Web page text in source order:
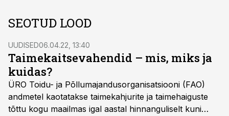
SEOTUD LOOD
UUDISED06.04.22, 13:40
Taimekaitsevahendid – mis, miks ja
kuidas?
ÜRO Toidu- ja Põllumajandusorganisatsiooni (FAO)
andmetel kaotatakse taimekahjurite ja taimehaiguste
tõttu kogu maailmas igal aastal hinnanguliselt kuni